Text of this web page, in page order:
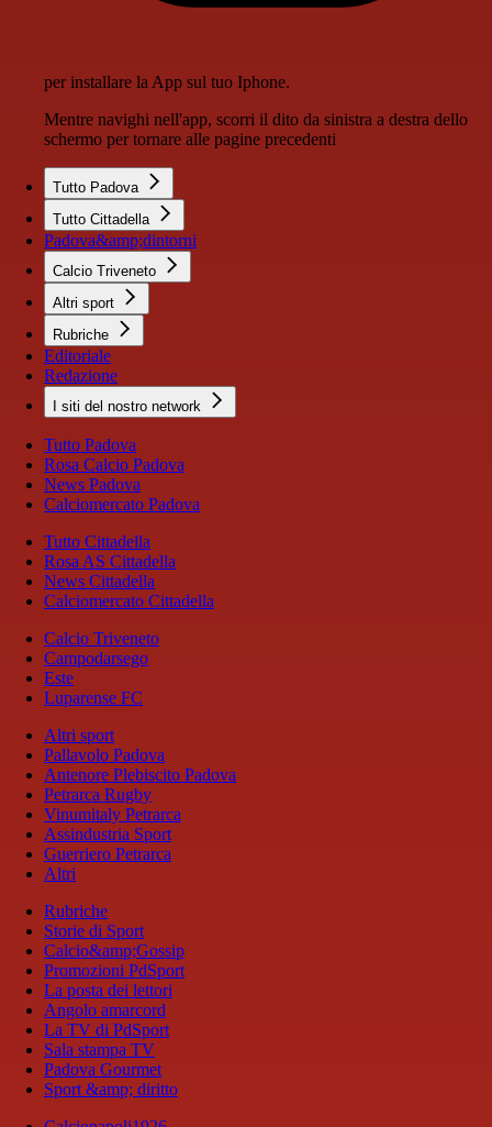
per installare la App sul tuo Iphone.
Mentre navighi nell'app, scorri il dito da sinistra a destra dello
schermo per tornare alle pagine precedenti
Tutto Padova
Tutto Cittadella
Padova&amp;dintorni
Calcio Triveneto
Altri sport
Rubriche
Editoriale
Redazione
I siti del nostro network
Tutto Padova
Rosa Calcio Padova
News Padova
Calciomercato Padova
Tutto Cittadella
Rosa AS Cittadella
News Cittadella
Calciomercato Cittadella
Calcio Triveneto
Campodarsego
Este
Luparense FC
Altri sport
Pallavolo Padova
Antenore Plebiscito Padova
Petrarca Rugby
Vinumitaly Petrarca
Assindustria Sport
Guerriero Petrarca
Altri
Rubriche
Storie di Sport
Calcio&amp;Gossip
Promozioni PdSport
La posta dei lettori
Angolo amarcord
La TV di PdSport
Sala stampa TV
Padova Gourmet
Sport &amp; diritto